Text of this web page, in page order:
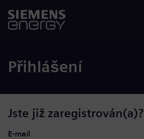
Přihlášení
Jste již zaregistrován(a)?
Přihlášení: uživatel a heslo
E-mail